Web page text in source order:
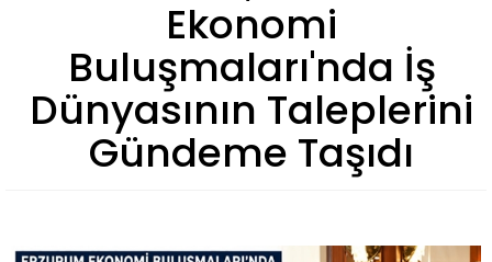
Ekonomi
Buluşmaları'nda İş
Dünyasının Taleplerini
Gündeme Taşıdı